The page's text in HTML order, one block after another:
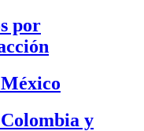
por
y